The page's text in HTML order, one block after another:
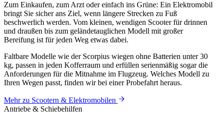
Zum Einkaufen, zum Arzt oder einfach ins Grüne: Ein Elektromobil
bringt Sie sicher ans Ziel, wenn längere Strecken zu Fuß
beschwerlich werden. Vom kleinen, wendigen Scooter für drinnen
und draußen bis zum geländetauglichen Modell mit großer
Bereifung ist für jeden Weg etwas dabei.
Faltbare Modelle wie der Scorpius wiegen ohne Batterien unter 30
kg, passen in jeden Kofferraum und erfüllen serienmäßig sogar die
Anforderungen für die Mitnahme im Flugzeug. Welches Modell zu
Ihren Wegen passt, finden wir bei einer Probefahrt heraus.
Mehr zu Scootern & Elektromobilen
Antriebe & Schiebehilfen